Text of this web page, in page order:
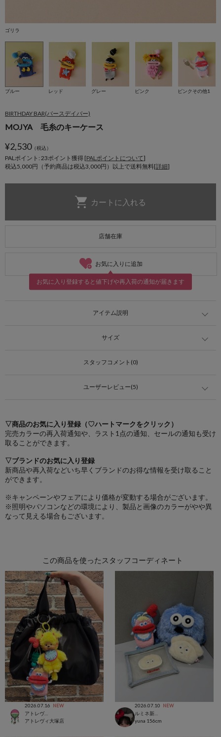
ゴリラ
ブルー レッド グレー ピンク ピンクその他1
BIRTHDAY BAR(バースデイバー)
MOJYA 毛糸のキーケース
¥2,530（税込）
PALポイント: 23ポイント獲得 [PALポイントについて]
税込5,000円（予約商品は税込3,000円）以上で送料無料[詳細]
店舗在庫
お気に入りに追加
お気に入り登録すると値下げや再入荷の通知が届きます
アイテム説明
サイズ
スタッフコメント(0)
ユーザーレビュー(5)
▽商品のお気に入り登録（♡ハートマークをクリック）
完売カラーの再入荷通知や、ラスト1点の通知、セールの通知も受け
取ることができます。
▽ブランドのお気に入り登録
新商品や再入荷などいち早くブランドのお得な情報を受け取ること
ができます。
※キャンペーンやフェアにより価格が変動する場合がございます。
※照明やパソコンなどの環境により、製品と画像のカラーがやや異
なって見える場合もございます。
この商品を使ったスタッフコーディネート
2026.07.16 NEW
アトレヴィ大塚店
2026.07.10 NEW
ルミネ新宿店
yuna 156cm